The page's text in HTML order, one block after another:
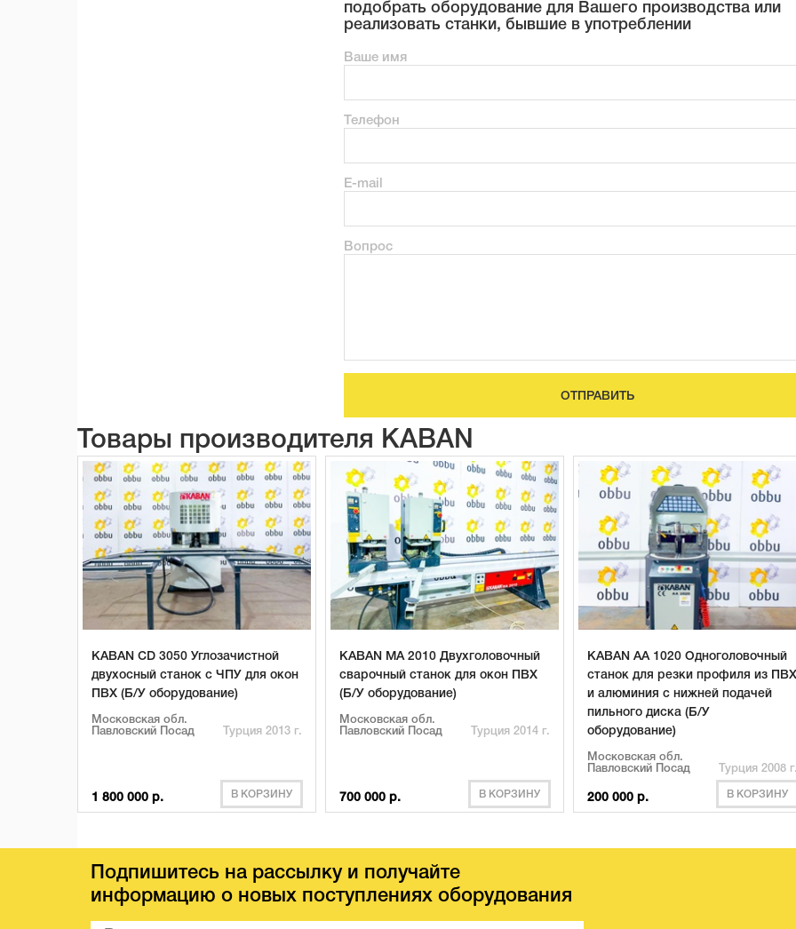
подобрать оборудование для Вашего производства или
реализовать станки, бывшие в употреблении
Ваше имя
Телефон
E-mail
Вопрос
ОТПРАВИТЬ
Товары производителя KABAN
KABAN CD 3050 Углозачистной
двухосный станок с ЧПУ для окон
ПВХ (Б/У оборудование)
Московская обл.
Павловский Посад
Турция 2013 г.
1 800 000 р. В КОРЗИНУ
KABAN MA 2010 Двухголовочный
сварочный станок для окон ПВХ
(Б/У оборудование)
Московская обл.
Павловский Посад
Турция 2014 г.
700 000 р. В КОРЗИНУ
KABAN AA 1020 Одноголовочный
станок для резки профиля из ПВХ
и алюминия с нижней подачей
пильного диска (Б/У
оборудование)
Московская обл.
Павловский Посад
Турция 2008 г.
200 000 р. В КОРЗИНУ
Подпишитесь на рассылку и получайте
информацию о новых поступлениях оборудования